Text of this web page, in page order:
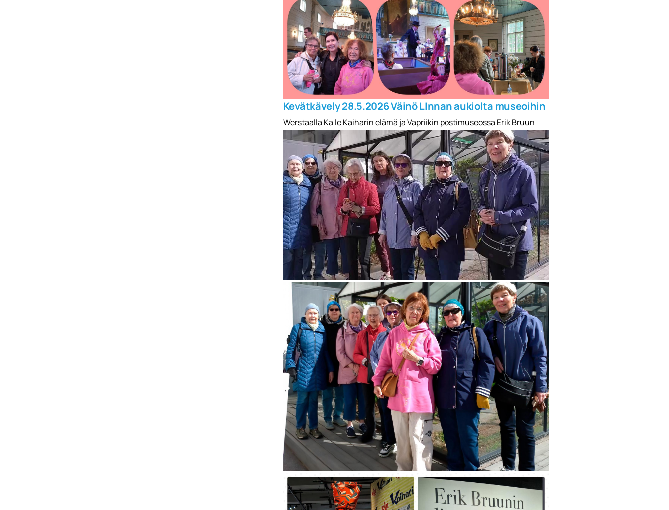
Kevätkävely 28.5.2026 Väinö LInnan aukiolta museoihin
Werstaalla Kalle Kaiharin elämä ja Vapriikin postimuseossa Erik Bruun